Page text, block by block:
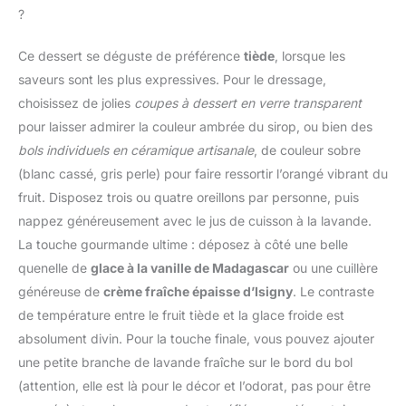
Mélange de fleurs
polyvalent pour toutes
vos créations. 📦 【Sous
emballage sous vide
protection】Chaque
sachet de fleurs
comestibles séchées est
scellé sous vide. Les
préservés et les couleurs
vives conservées
durablement. Prêtes à
l’emploi pour décorer
toutes vos
gourmandises.
Control for Healthier
Cooking: Notre pinceau
cuisine assure une
l'huile avec un minimum
d'utilisation. Ce pinceau
cuisine silicone vous
permet de contrôler l'huile
et savoureux. Dites adieu
aux plats gras et adoptez
une cuisine plus saine avec
notre pinceau silicone
cuisine One-Piece Design
for Balanced Pressure: Le
noyau en acier inoxydable
intégré rend ce pinceau
cuisine silicone
parfaitement assemblé,
l'environnement. vous
pouvez l'utiliser avec
confidence.
【Durabilité】 La
conception intégrée de
notre brosse de cuisine
de cheveux ou le demi-
tour, résistante à la
chaleur et antiadhésive. Il
absorbe la graisse et ne
desserrera pas du
manche. très approprié
pour la boulangerie et le
barbecue. 【Facile à
Nettoyer】 La brosse en
facilement nettoyée avec
?
Ce dessert se déguste de préférence tiède, lorsque les
saveurs sont les plus expressives. Pour le dressage,
choisissez de jolies coupes à dessert en verre transparent
pour laisser admirer la couleur ambrée du sirop, ou bien des
bols individuels en céramique artisanale, de couleur sobre
(blanc cassé, gris perle) pour faire ressortir l’orangé vibrant du
fruit. Disposez trois ou quatre oreillons par personne, puis
nappez généreusement avec le jus de cuisson à la lavande.
La touche gourmande ultime : déposez à côté une belle
quenelle de glace à la vanille de Madagascar ou une cuillère
généreuse de crème fraîche épaisse d’Isigny. Le contraste
de température entre le fruit tiède et la glace froide est
absolument divin. Pour la touche finale, vous pouvez ajouter
une petite branche de lavande fraîche sur le bord du bol
(attention, elle est là pour le décor et l’odorat, pas pour être